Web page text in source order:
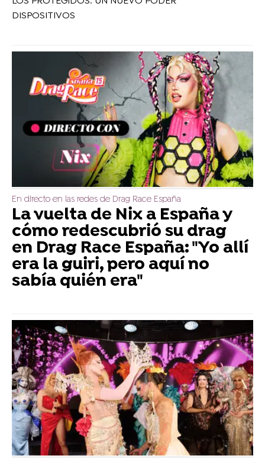
DISPOSITIVOS
En directo en las redes de Drag Race España
La vuelta de Nix a España y
cómo redescubrió su drag
en Drag Race España: "Yo allí
era la guiri, pero aquí no
sabía quién era"